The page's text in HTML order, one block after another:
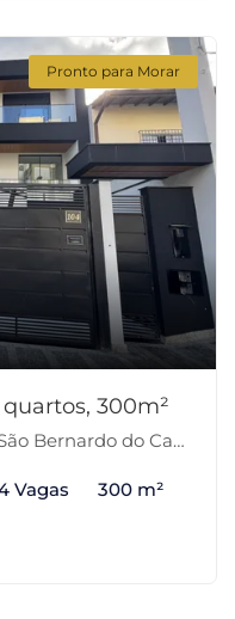
Pronto para Morar
300m²
do Campo-SP
Vagas 300 m²